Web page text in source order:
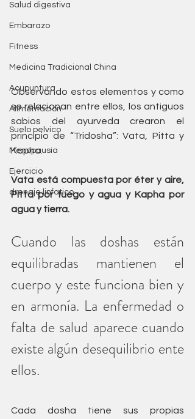
Salud digestiva
Embarazo
Fitness
Medicina Tradicional China
Acupuntura
Alimentación
Suelo pelvico
Menopausia
Ejercicio
drenaje linfatico
Observando estos elementos y como
se relacionan entre ellos, los antiguos
sabios del ayurveda crearon el
principio de “Tridosha”: Vata, Pitta y
Kapha.
Vata está compuesta por éter y aire,
Pitta por fuego y agua y Kapha por
agua y tierra.
Cuando las doshas están
equilibradas mantienen el
cuerpo y este funciona bien y
en armonía. La enfermedad o
falta de salud aparece cuando
existe algún desequilibrio ente
ellos.
Cada dosha tiene sus propias